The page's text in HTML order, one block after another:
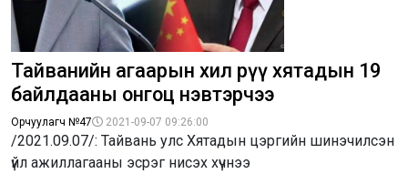
Тайванийн агаарын хил рүү хятадын 19
байлдааны онгоц нэвтэрчээ
Орчуулагч №47 2021-09-07 09:26:00
/2021.09.07/: Тайвань улс Хятадын цэргийн шинэчилсэн
үйл ажиллагааны эсрэг нисэх хүчнээ